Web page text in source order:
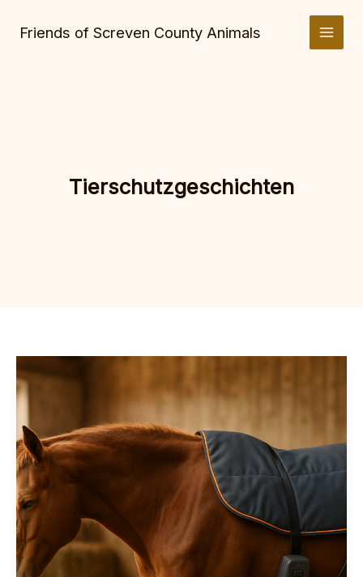
InhaltFriends of Screven County Animals
Tierschutzgeschichten